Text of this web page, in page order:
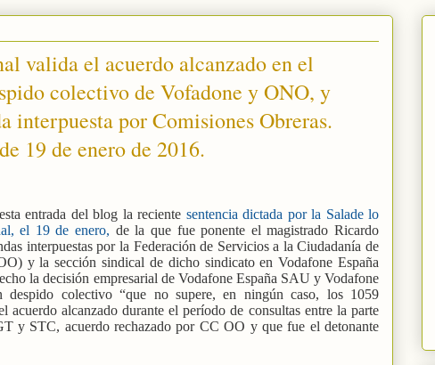
valida el acuerdo alcanzado en el
colectivo de Vofadone y ONO, y
interpuesta por Comisiones Obreras.
19 de enero de 2016.
entrada del blog la reciente sentencia dictada por la Salade lo
el 19 de enero, de la que fue ponente el magistrado Ricardo
interpuestas por la Federación de Servicios a la Ciudadanía de
y la sección sindical de dicho sindicato en Vodafone España
la decisión empresarial de Vodafone España SAU y Vodafone
colectivo “que no supere, en ningún caso, los 1059
acuerdo alcanzado durante el período de consultas entre la parte
y STC, acuerdo rechazado por CC OO y que fue el detonante